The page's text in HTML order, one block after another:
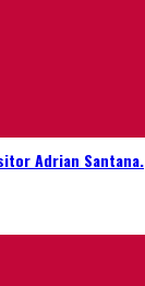
Adrian Santana.